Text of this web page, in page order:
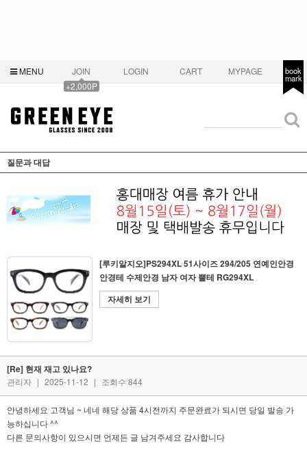
MENU
JOIN
+2,000P
LOGIN CART MYPAGE book
mark
질문과 대답
[루키알지오]PS294XL 51사이즈 294/205 연예인안경
안경테 수제안경 남자 여자 뿔테 RG294XL
자세히 보기
[Re] 현재 재고 있나요?
관리자 | 2025-11-12 | 조회수 844
안녕하세요 고객님 ~ 네네 해당 상품 4시전까지 주문완료가 되시면 당일 발송 가
능하십니다 ^^
다른 문의사항이 있으시면 언제든 글 남겨주세요 감사합니다